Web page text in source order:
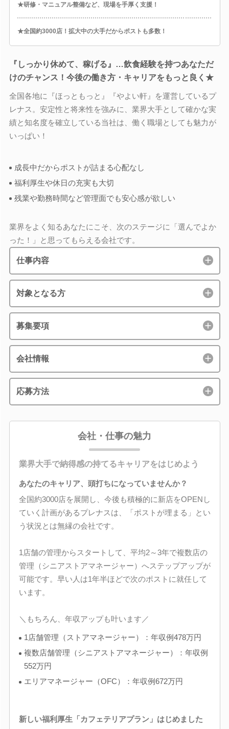
★研修・マニュアル整備など、現場を手厚く支援！
★全国約3000店！拡大中の大手だからポストも多数！
『しっかり休めて、稼げる』…飲食経験を持つあなただ
けのチャンス！今後の働き方・キャリアをもっと良く★
全国各地に『ほっともっと』『やよい軒』を運営しているプ
レナス。安定性と将来性を強みに、業界大手として確かな実
績と知名度を確立している当社は、働く職場としても魅力が
いっぱい！
成長中だからポストが詰まる心配なし
福利厚生や休日の充実も大切
残業や勤務時間など管理面でも安心感が欲しい
業界をよく知るあなたにこそ、次のステージに「選んでよか
った！」と思ってもらえる会社です。
仕事内容
対象となる方
募集要項
会社情報
応募方法
会社・仕事の魅力
業界大手で納得感の持てるキャリアをはじめよう
あなたのキャリア、頭打ちになっていませんか？
全国約3000店を展開し、今後も積極的に新店をOPENし
ていく計画があるプレナスは、「ポストが埋まる」とい
う状況とは無縁の会社です。
1店舗の管理からスタートして、平均2～3年で複数店の
管理（シニアストアマネージャー）へステップアップが
可能です。早い人は1年半ほどで次のポストに就任して
います。
＼もちろん、年収アップも叶います／
1店舗管理（ストアマネージャー）：年収例478万円
複数店舗管理（シニアストアマネージャー）：年収例
552万円
エリアマネージャー（OFC）：年収例672万円
新しい福利厚生「カフェテリアプラン」はじめました